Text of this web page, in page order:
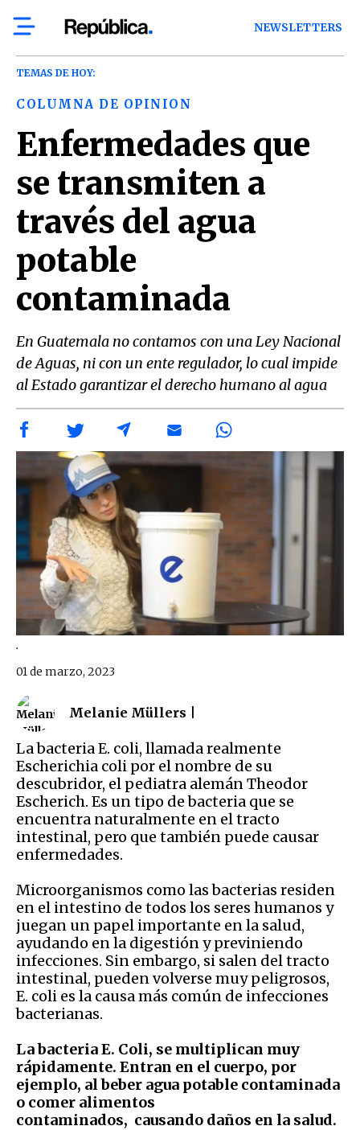
NEWSLETTERS
TEMAS DE HOY:
COLUMNA DE OPINION
Enfermedades que
se transmiten a
través del agua
potable
contaminada
En Guatemala no contamos con una Ley Nacional
de Aguas, ni con un ente regulador, lo cual impide
al Estado garantizar el derecho humano al agua
.
Melanie Müllers |
01 de marzo, 2023
La bacteria E. coli, llamada realmente
Escherichia coli por el nombre de su
descubridor, el pediatra alemán Theodor
Escherich. Es un tipo de bacteria que se
encuentra naturalmente en el tracto
intestinal, pero que también puede causar
enfermedades.
Microorganismos como las bacterias residen
en el intestino de todos los seres humanos y
juegan un papel importante en la salud,
ayudando en la digestión y previniendo
infecciones. Sin embargo, si salen del tracto
intestinal, pueden volverse muy peligrosos,
E. coli es la causa más común de infecciones
bacterianas.
La bacteria E. Coli, se multiplican muy
rápidamente. Entran en el cuerpo, por
ejemplo, al beber agua potable contaminada
o comer alimentos
contaminados, causando daños en la salud.